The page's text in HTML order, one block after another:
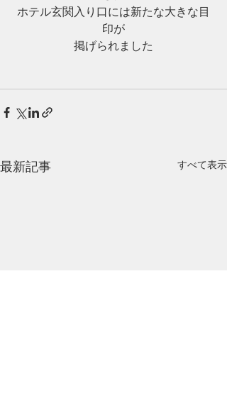
ホテル玄関入り口には新たな大きな目
印が
掲げられました
最新記事 すべて表示